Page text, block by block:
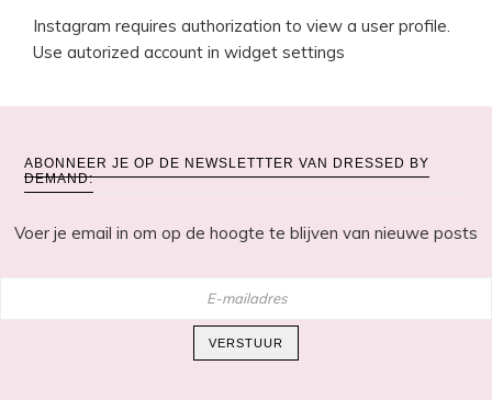
Instagram requires authorization to view a user profile.
Use autorized account in widget settings
ABONNEER JE OP DE NEWSLETTTER VAN DRESSED BY
DEMAND:
Voer je email in om op de hoogte te blijven van nieuwe posts
mailadres
VERSTUUR